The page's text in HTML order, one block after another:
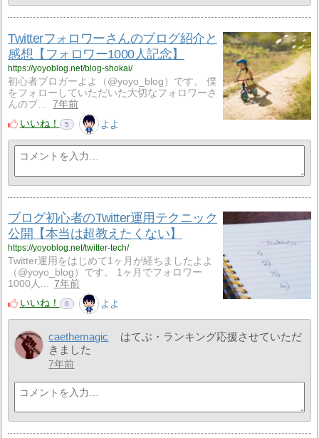
Twitterフォロワーさんのブログ紹介と
感想【フォロワー1000人記念】
https://yoyoblog.net/blog-shokai/
初心者ブロガーよよ（@yoyo_blog）です。 僕
をフォローしていただいた大切なフォロワーさ
んのブ…
7年前
いいね！
5 よよ
ブログ初心者のTwitter運用テクニック
公開【本当は超教えたくない】
https://yoyoblog.net/twitter-tech/
Twitter運用をはじめて1ヶ月が経ちましたよよ
（@yoyo_blog）です。 1ヶ月でフォロワー
1000人...
7年前
いいね！
6 よよ
caethemagic
はてぶ・ランキング応援させていただ
きました
7年前